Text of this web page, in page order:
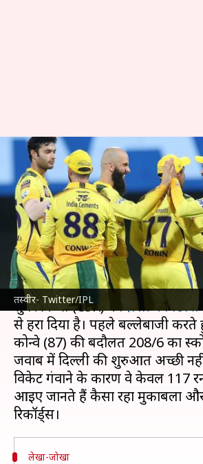
तस्वीर- Twitter/IPL
CSK बनाम DC: जीत
जिंदा रखी प्ले-ऑफ की
रिकॉर्ड्स
लेखन Neeraj Pandey May 08, 2022 11:12 pm
क्या है खबर?
इंडियन प्रीमियर लीग(IPL) 2022 के
सुपर किंग्स (CSK) नेदिल्ली कैपिटल्स
से हरा दिया है। पहले बल्लेबाजी करते
कोन्वे (87) की बदौलत 208/6 का
जवाब में दिल्ली की शुरुआत अच्छी
विकेट गंवाने के कारण वे केवल 117
आइए जानते हैं कैसा रहा मुकाबला
लेखा-जोखा